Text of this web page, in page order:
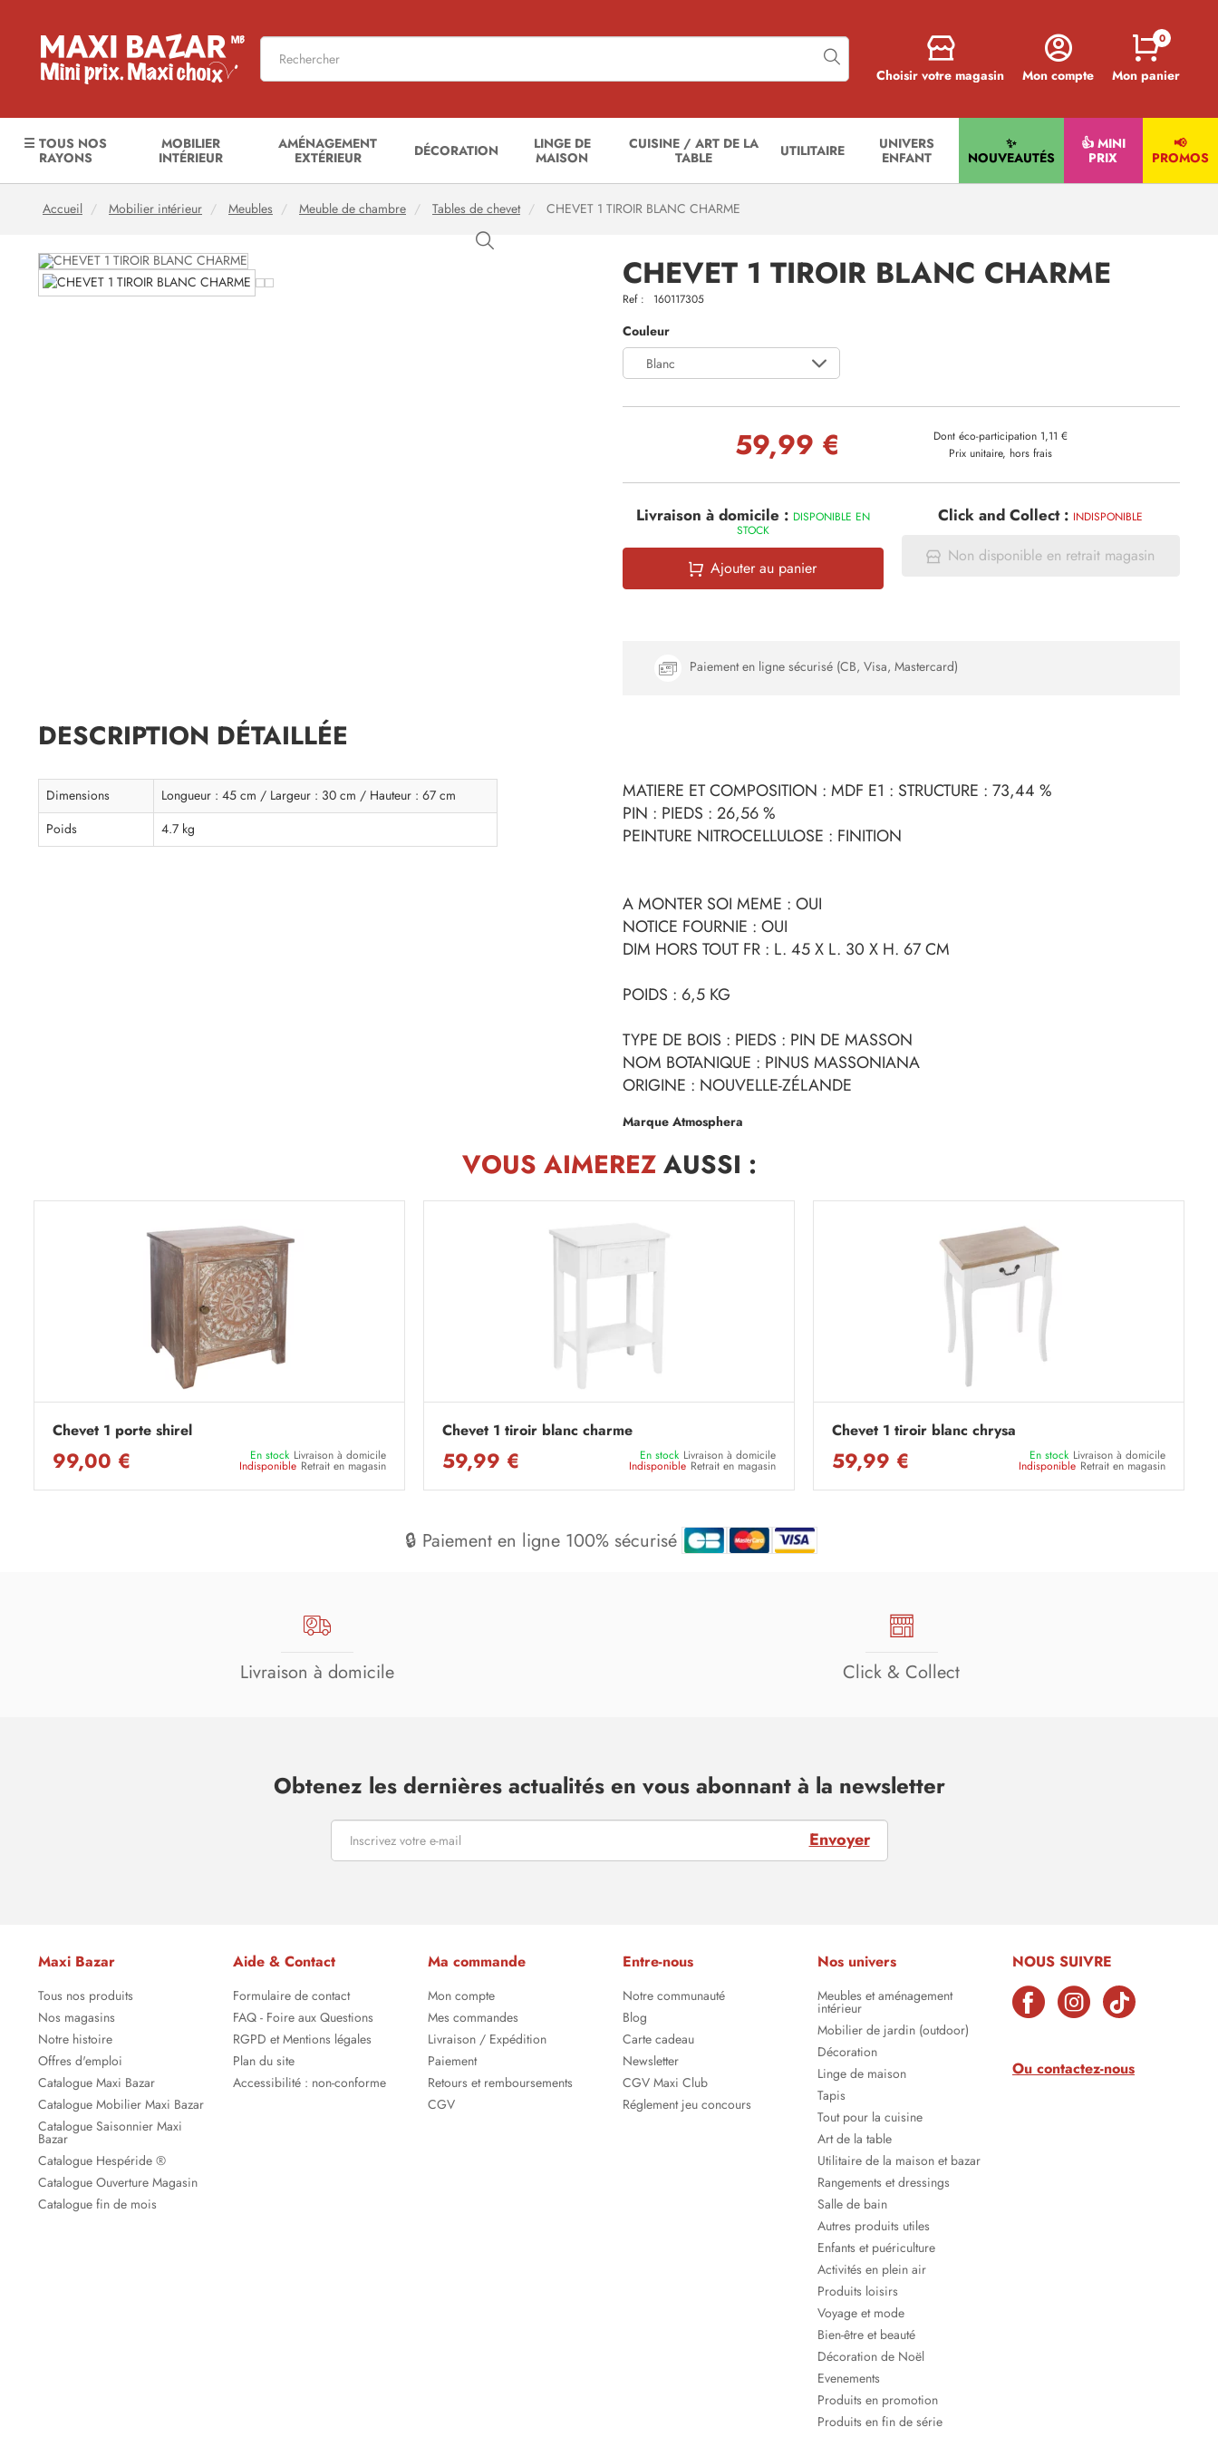
Choisir votre magasin Mon compte Mon panier
0
☰ TOUS NOS
RAYONS
MOBILIER
INTÉRIEUR
AMÉNAGEMENT
EXTÉRIEUR
DÉCORATION
LINGE DE
MAISON
CUISINE / ART DE LA
TABLE
UTILITAIRE
UNIVERS
ENFANT
✨
NOUVEAUTÉS
👍 MINI
PRIX
📢
PROMOS
Accueil Mobilier intérieur Meubles Meuble de chambre Tables de chevet CHEVET 1 TIROIR BLANC CHARME
CHEVET 1 TIROIR BLANC CHARME
Ref : 160117305
Couleur
Blanc
59,99 €
Dont éco-participation 1,11 €
Prix unitaire, hors frais
Livraison à domicile : DISPONIBLE EN
STOCK
Ajouter au panier
Click and Collect : INDISPONIBLE
Non disponible en retrait magasin
Paiement en ligne sécurisé (CB, Visa, Mastercard)
DESCRIPTION DÉTAILLÉE
Dimensions
Longueur : 45 cm / Largeur : 30 cm / Hauteur : 67 cm
Poids
4.7 kg
MATIERE ET COMPOSITION : MDF E1 : STRUCTURE : 73,44 %
PIN : PIEDS : 26,56 %
PEINTURE NITROCELLULOSE : FINITION
A MONTER SOI MEME : OUI
NOTICE FOURNIE : OUI
DIM HORS TOUT FR : L. 45 X L. 30 X H. 67 CM
POIDS : 6,5 KG
TYPE DE BOIS : PIEDS : PIN DE MASSON
NOM BOTANIQUE : PINUS MASSONIANA
ORIGINE : NOUVELLE-ZÉLANDE
Marque Atmosphera
VOUS AIMEREZAUSSI :
Chevet 1 porte shirel
99,00 € En stock Livraison à domicile
Indisponible Retrait en magasin
Chevet 1 tiroir blanc charme
59,99 € En stock Livraison à domicile
Indisponible Retrait en magasin
Chevet 1 tiroir blanc chrysa
59,99 € En stock Livraison à domicile
Indisponible Retrait en magasin
🔒 Paiement en ligne 100% sécurisé
Livraison à domicile Click & Collect
Obtenez les dernières actualités en vous abonnant à la newsletter
Envoyer
Maxi Bazar
Tous nos produits
Nos magasins
Notre histoire
Offres d'emploi
Catalogue Maxi Bazar
Catalogue Mobilier Maxi Bazar
Catalogue Saisonnier Maxi
Bazar
Catalogue Hespéride ®
Catalogue Ouverture Magasin
Catalogue fin de mois
Aide & Contact
Formulaire de contact
FAQ - Foire aux Questions
RGPD et Mentions légales
Plan du site
Accessibilité : non-conforme
Ma commande
Mon compte
Mes commandes
Livraison / Expédition
Paiement
Retours et remboursements
CGV
Entre-nous
Notre communauté
Blog
Carte cadeau
Newsletter
CGV Maxi Club
Réglement jeu concours
Nos univers
Meubles et aménagement
intérieur
Mobilier de jardin (outdoor)
Décoration
Linge de maison
Tapis
Tout pour la cuisine
Art de la table
Utilitaire de la maison et bazar
Rangements et dressings
Salle de bain
Autres produits utiles
Enfants et puériculture
Activités en plein air
Produits loisirs
Voyage et mode
Bien-être et beauté
Décoration de Noël
Evenements
Produits en promotion
Produits en fin de série
NOUS SUIVRE
Ou contactez-nous